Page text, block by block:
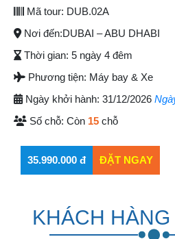
Mã tour: DUB.02A
Nơi đến:DUBAI – ABU DHABI
Thời gian: 5 ngày 4 đêm
Phương tiện: Máy bay & Xe
Ngày khởi hành: 31/12/2026
Số chỗ: Còn 15 chỗ
KHÁCH